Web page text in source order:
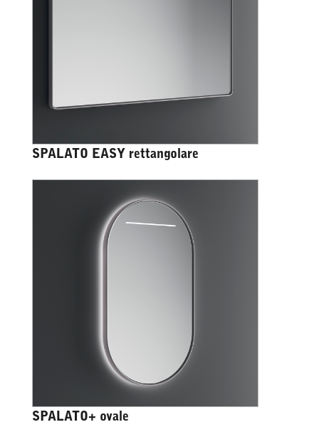
SPALATO EASY rettangolare
SPALATO+ ovale